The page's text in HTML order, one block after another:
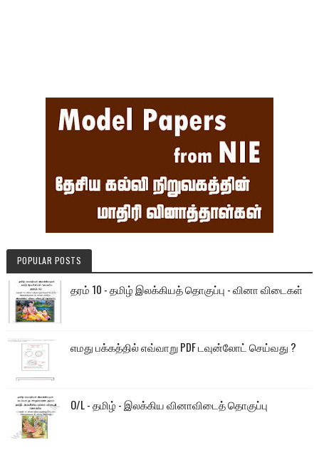
POPULAR POSTS
தரம் 10 - தமிழ் இலக்கியத் தொகுப்பு - வினா விடைகள்
எமது பக்கத்தில் எவ்வாறு PDF டவுன்லோட் செய்வது ?
O/L - தமிழ் - இலக்கிய வினாவிடைத் தொகுப்பு